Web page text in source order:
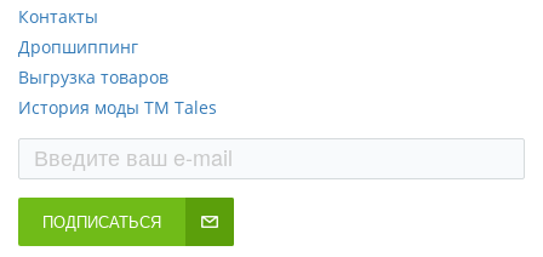
Контакты
Дропшиппинг
Выгрузка товаров
История моды ТМ Tales
ПОДПИСАТЬСЯ